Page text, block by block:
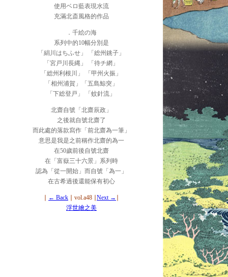
使用ベロ藍表現水流
充滿北斎風格的作品
．千絵の海
系列中的10幅分別是
「絹川はちふせ」 「総州銚子」
「宮戸川長縄」 「待チ網」
「総州利根川」 「甲州火振」
「相州浦賀」「五島鯨突」
「下総登戸」 「蚊針流」
北齋自號「北齋辰政」
之後就自號北齋了
而此處的落款寫作「前北齋為一筆」
意思是我是之前稱作北齋的為一
在50歲前後自號北齋
在「富嶽三十六景」系列時
認為「從一開始」而自號「為一」
在古希過後還能保有初心
← Back ∣ vol.a48 ∣ Next →
浮世繪之美